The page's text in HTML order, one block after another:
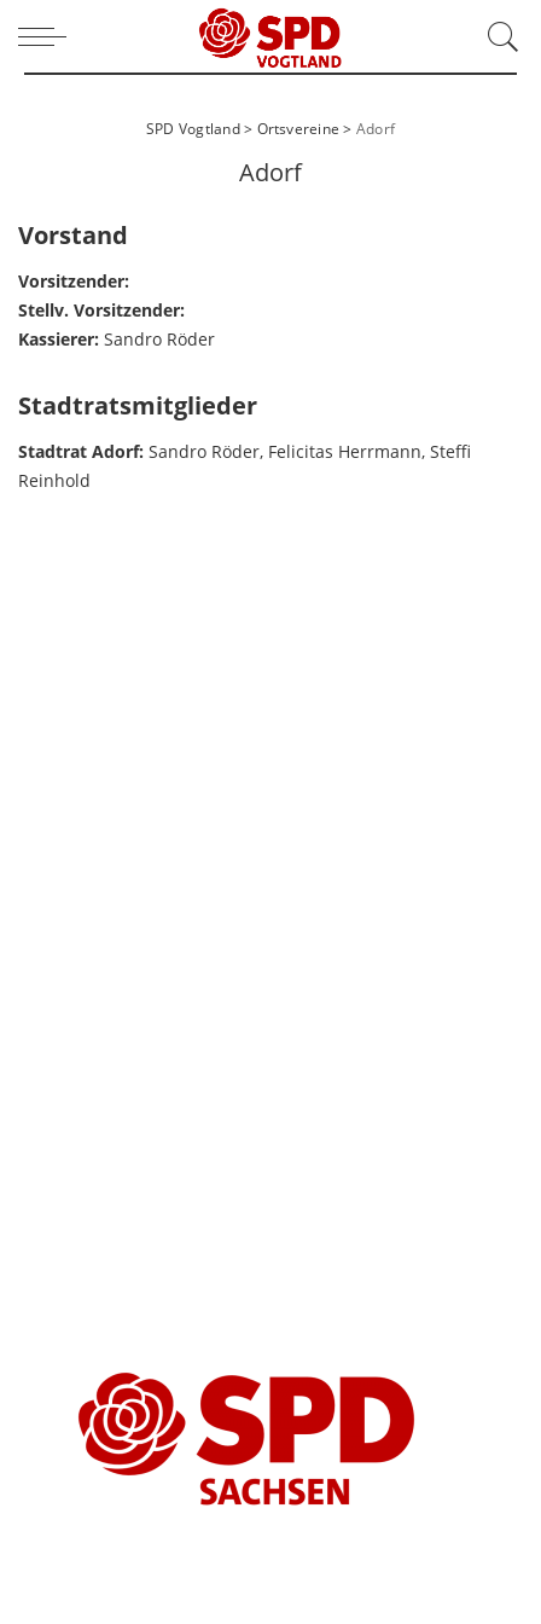
SPD Vogtland> Ortsvereine > Adorf
Adorf
Vorstand
Vorsitzender:
Stellv. Vorsitzender:
Kassierer: Sandro Röder
Stadtratsmitglieder
Stadtrat Adorf: Sandro Röder, Felicitas Herrmann, Steffi
Reinhold